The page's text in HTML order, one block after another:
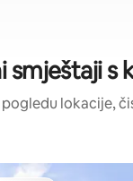
smještaji s
pogledu lokacije,